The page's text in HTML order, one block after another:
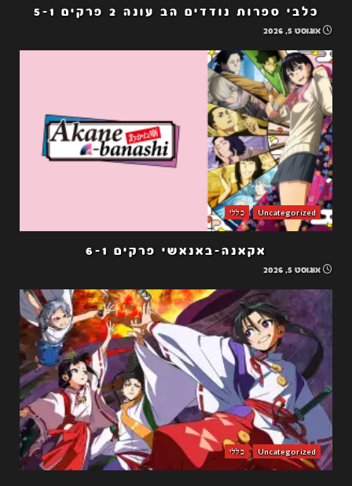
כלבי ספרות נודדים הב עונה 2 פרקים 5-1
אוגוסט 5, 2026
Uncategorized כללי
אקאנה-באנאשי פרקים 6-1
אוגוסט 5, 2026
Uncategorized כללי